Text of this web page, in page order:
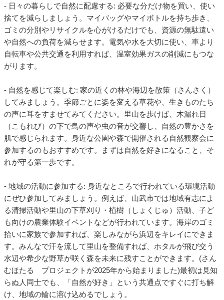
- 日々の暮らしで自然に配慮する: 必要な分だけ物を買い、使い
捨てを減らしましょう。マイバッグやマイボトルを持ち歩き、
ゴミの分別やリサイクルを心がけるだけでも、資源の無駄遣い
や自然への負荷を減らせます。電気や水を大切に使い、車より
自転車や公共交通を利用すれば、温室効果ガスの削減にもつな
がります。
- 自然を感じて楽しむ: 家の近くの林や海辺を散策（さんさく）
してみましょう。季節ごとに姿を変える草花や、生きものたち
の声に耳をすませてみてください。里山を歩けば、木漏れ日
（こもれび）の下で鳥の声や虫の音が交響し、自然の豊かさを
肌で感じられます。身近な公園や森で開催される自然観察会に
参加するのもおすすめです。まずは自然を好きになること、そ
れが守る第一歩です。
- 地域の活動に参加する: 身近なところで行われている環境活動
にぜひ参加してみましょう。例えば、山武市では地域有志によ
る清掃活動や里山の下草刈り・植樹（しょくじゅ）活動、子ど
も向けの農業体験イベントなどが行われています。海岸のゴミ
拾いに家族で参加すれば、楽しみながら浜辺をキレイにできま
す。みんなで汗を流して里山を整備すれば、ホタルが飛び交う
水辺や希少な野草が咲く森を未来に残すことができます。(さん
むほたる プロジェクトが2025年から始まりました)最初は見知
らぬ人同士でも、「自然が好き」という共通点ですぐに打ち解
け、地域の輪に溶け込めるでしょう。